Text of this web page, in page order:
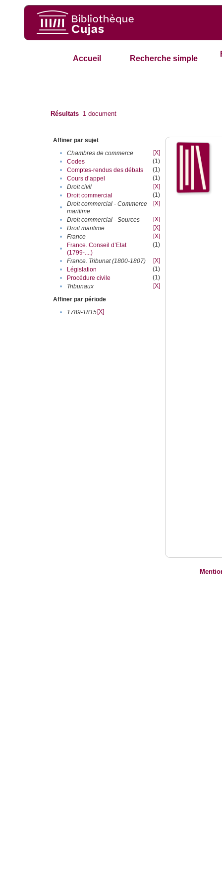
Accueil Recherche simple
Résultats 1 document
Affiner par sujet
•
Chambres de commerce
[X]
•
Codes
(1)
•
Comptes-rendus des débats
(1)
•
Cours d’appel
(1)
•
Droit civil
[X]
•
Droit commercial
(1)
•
Droit commercial - Commerce
maritime
[X]
• Droit commercial - Sources
[X]
•
Droit maritime
[X]
•
France
[X]
•
France. Conseil d’Etat
(1799-....)
(1)
• France. Tribunat (1800-1807)
[X]
•
Législation
(1)
•
Procédure civile
(1)
•
Tribunaux
[X]
Affiner par période
•
1789-1815[X]